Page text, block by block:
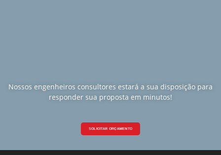
Nossos engenheiros consultores estará a sua disposição para
responder sua proposta em minutos!
SOLICITAR ORÇAMENTO